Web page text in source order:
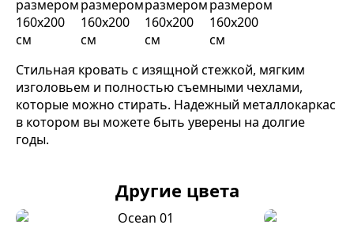
Стильная кровать с изящной стежкой, мягким
изголовьем и полностью съемными чехлами,
которые можно стирать. Надежный металлокаркас
в котором вы можете быть уверены на долгие
годы.
Другие цвета